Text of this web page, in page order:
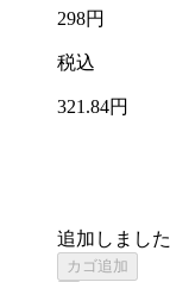
298円
税込
321 .84円
追加しました
カゴ追加